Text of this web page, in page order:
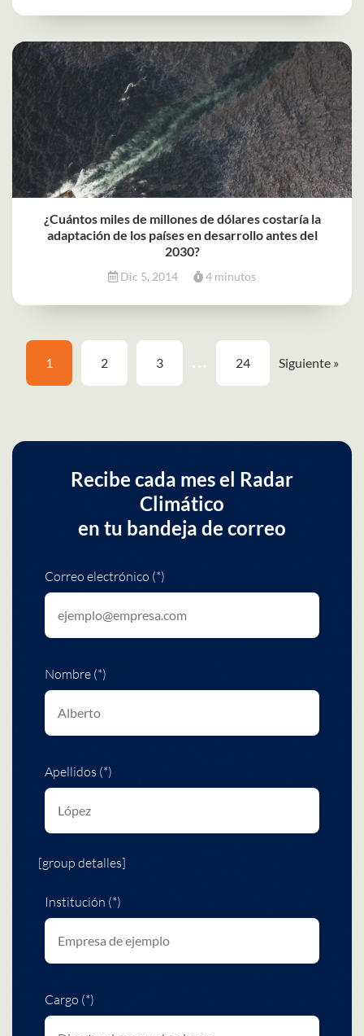
¿Cuántos miles de millones de dólares costaría la
adaptación de los países en desarrollo antes del
2030?
Dic 5, 2014 4 minutos
1 2 3 … 24 Siguiente »
Recibe cada mes el Radar
Climático
en tu bandeja de correo
Correo electrónico (*)
Nombre (*)
Apellidos (*)
[group detalles]
Institución (*)
Cargo (*)